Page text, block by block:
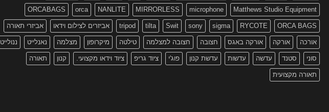
Matthews Studio Equipment
microphone
MIRRORLESS
NANLITE
orca
ORCABAGS
ORCA BAGS
RYCOTE
sigma
sony
Swit
tilta
tripod אביזרים לצילום וידאו אביזרי תאורה
אורכה אורקה אורקה באגס חצובה חצובה למצלמה טילטה מיקרופון מצלמה נאנלייט ננולייט
סוני סטנד עדשה עדשות עדשת קנון פוג'י ציוד גריפ ציוד וידאו מקצועי. קנון תאורה
תאורה מקצועית